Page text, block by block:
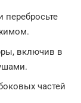
перебросьте
включив в
частей